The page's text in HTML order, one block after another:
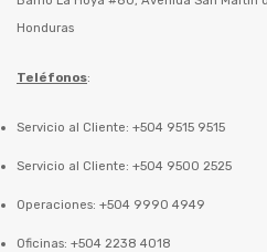
Honduras
Teléfonos:
Servicio al Cliente: +504 9515 9515
Servicio al Cliente: +504 9500 2525
Operaciones: +504 9990 4949
Oficinas: +504 2238 4018